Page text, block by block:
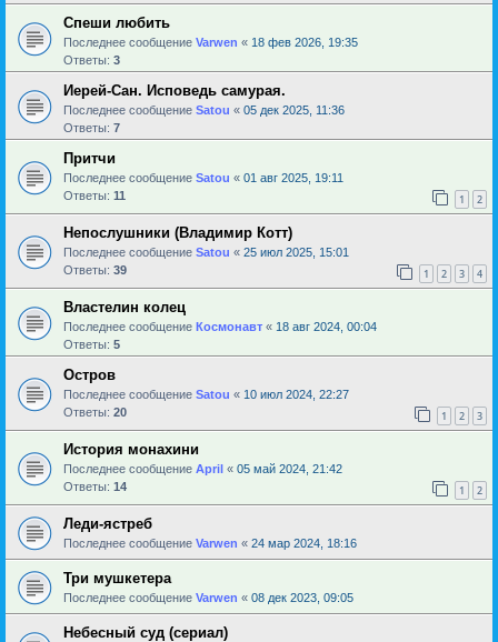
Спеши любить
Последнее сообщение Varwen « 18 фев 2026, 19:35
Ответы: 3
Иерей-Сан. Исповедь самурая.
Последнее сообщение Satou « 05 дек 2025, 11:36
Ответы: 7
Притчи
Последнее сообщение Satou « 01 авг 2025, 19:11
Ответы: 11 1 2
Непослушники (Владимир Котт)
Последнее сообщение Satou « 25 июл 2025, 15:01
Ответы: 39 1 2 3 4
Властелин колец
Последнее сообщение Космонавт « 18 авг 2024, 00:04
Ответы: 5
Остров
Последнее сообщение Satou « 10 июл 2024, 22:27
Ответы: 20 1 2 3
История монахини
Последнее сообщение April « 05 май 2024, 21:42
Ответы: 14 1 2
Леди-ястреб
Последнее сообщение Varwen « 24 мар 2024, 18:16
Три мушкетера
Последнее сообщение Varwen « 08 дек 2023, 09:05
Небесный суд (сериал)